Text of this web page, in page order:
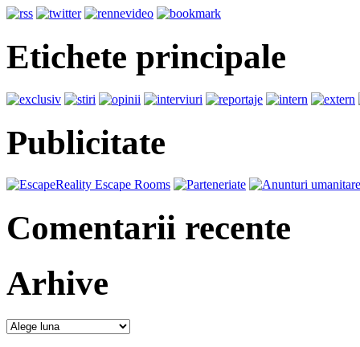
Etichete principale
Publicitate
Comentarii recente
Arhive